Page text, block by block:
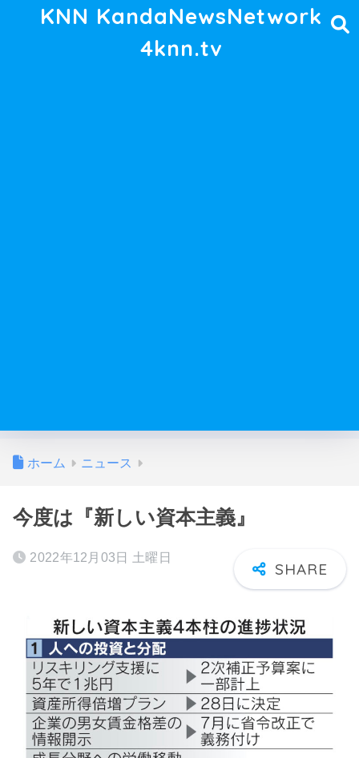
KNN KandaNewsNetwork
4knn.tv
ホーム ニュース
今度は『新しい資本主義』
2022年12月03日 土曜日